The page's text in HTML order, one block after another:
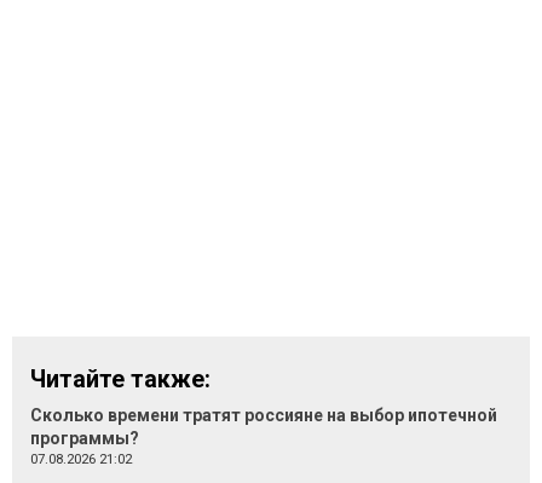
Читайте также:
Сколько времени тратят россияне на выбор ипотечной
программы?
07.08.2026 21:02